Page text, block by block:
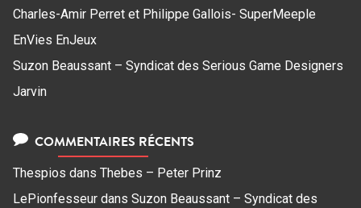
Charles-Amir Perret et Philippe Gallois- SuperMeeple
EnVies EnJeux
Suzon Beaussant – Syndicat des Serious Game Designers
Jarvin
COMMENTAIRES RÉCENTS
Thespios dans Thebes – Peter Prinz
LePionfesseur dans Suzon Beaussant – Syndicat des